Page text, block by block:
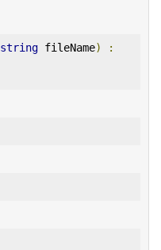
string fileName) :